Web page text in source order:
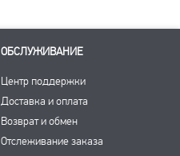
ОБСЛУЖИВАНИЕ
Центр поддержки
Доставка и оплата
Возврат и обмен
Отслеживание заказа